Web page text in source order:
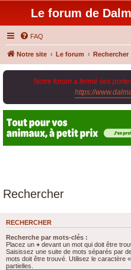
Le forum de
FAQ
Notre site Le forum Rechercher
Notre forum a fermé ses
https://
Rechercher
RECHERCHER
Recherche par mots-clés :
Placez un + devant un mot qui doit être
Saisissez une suite de mots séparés par
mots doit être trouvé. Utilisez le caractère
partielles.